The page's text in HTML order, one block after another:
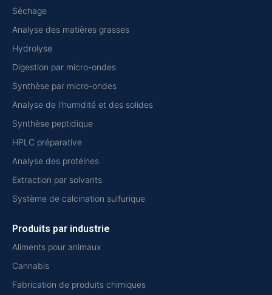
Séchage
Analyse des matières grasses
Hydrolyse
Digestion par micro-ondes
Synthèse par micro-ondes
Analyse de l'humidité et des solides
Synthèse peptidique
HPLC préparative
Analyse des protéines
Extraction par solvants
Système de calcination sulfurique
Produits par industrie
Aliments pour animaux
Cannabis
Fabrication de produits chimiques